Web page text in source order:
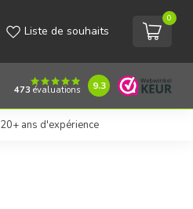
Liste de souhaits
0
473 évaluations 9.3
20+ ans d'expérience